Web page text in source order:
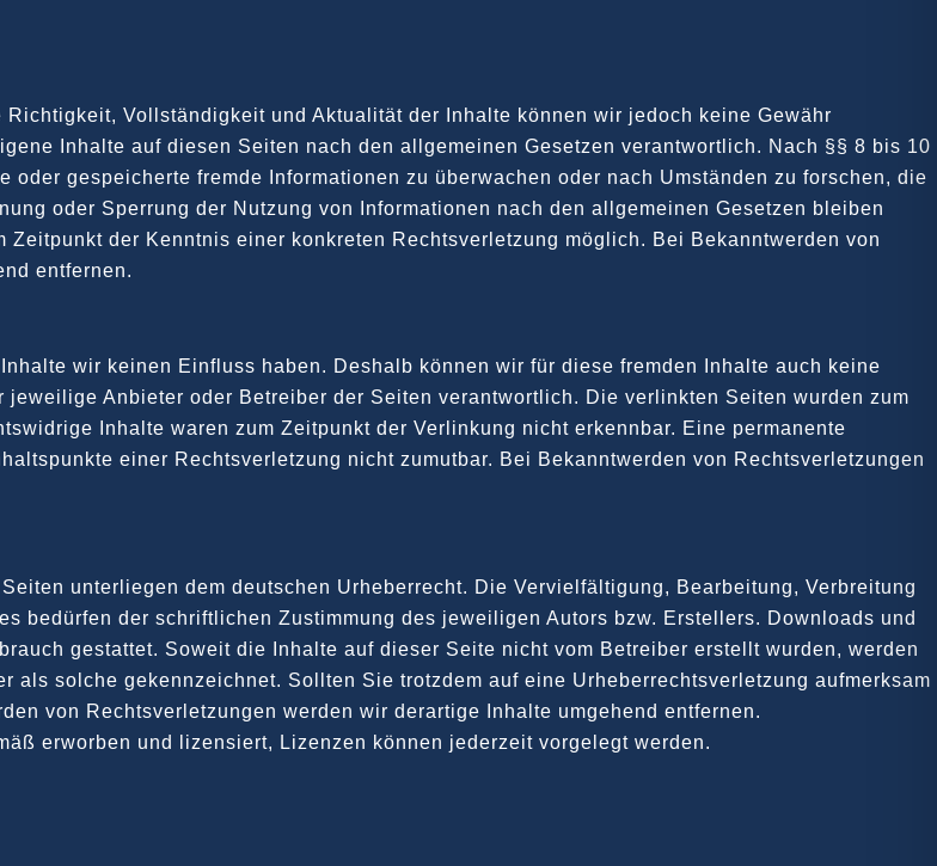
Vollständigkeit und Aktualität der Inhalte können wir jedoch keine Gewähr
Inhalte auf diesen Seiten nach den allgemeinen Gesetzen verantwortlich. Nach §§ 8 bis 10
gespeicherte fremde Informationen zu überwachen oder nach Umständen zu forschen, die
oder Sperrung der Nutzung von Informationen nach den allgemeinen Gesetzen bleiben
der Kenntnis einer konkreten Rechtsverletzung möglich. Bei Bekanntwerden von
entfernen.
wir keinen Einfluss haben. Deshalb können wir für diese fremden Inhalte auch keine
Anbieter oder Betreiber der Seiten verantwortlich. Die verlinkten Seiten wurden zum
Inhalte waren zum Zeitpunkt der Verlinkung nicht erkennbar. Eine permanente
einer Rechtsverletzung nicht zumutbar. Bei Bekanntwerden von Rechtsverletzungen
unterliegen dem deutschen Urheberrecht. Die Vervielfältigung, Bearbeitung, Verbreitung
bedürfen der schriftlichen Zustimmung des jeweiligen Autors bzw. Erstellers. Downloads und
gestattet. Soweit die Inhalte auf dieser Seite nicht vom Betreiber erstellt wurden, werden
solche gekennzeichnet. Sollten Sie trotzdem auf eine Urheberrechtsverletzung aufmerksam
von Rechtsverletzungen werden wir derartige Inhalte umgehend entfernen.
erworben und lizensiert, Lizenzen können jederzeit vorgelegt werden.